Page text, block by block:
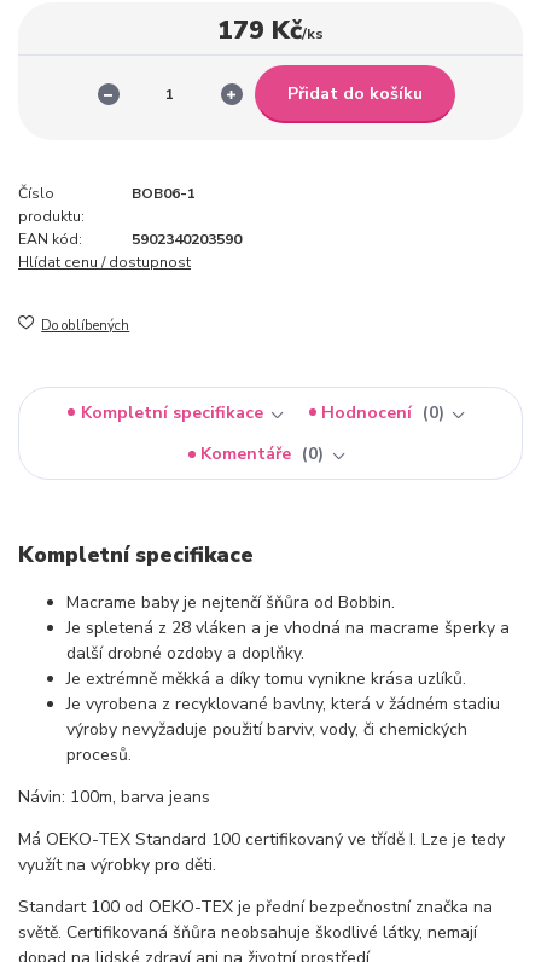
179 Kč/ks
Přidat do košíku
Číslo
produktu:
BOB06-1
EAN kód:
5902340203590
Hlídat cenu / dostupnost
Do oblíbených
Kompletní specifikace Hodnocení
0
Komentáře
0
Kompletní specifikace
Macrame baby je nejtenčí šňůra od Bobbin.
Je spletená z 28 vláken a je vhodná na macrame šperky a
další drobné ozdoby a doplňky.
Je extrémně měkká a díky tomu vynikne krása uzlíků.
Je vyrobena z recyklované bavlny, která v žádném stadiu
výroby nevyžaduje použití barviv, vody, či chemických
procesů.
Návin: 100m, barva jeans
Má OEKO-TEX Standard 100 certifikovaný ve třídě I. Lze je tedy
využít na výrobky pro děti.
Standart 100 od OEKO-TEX je přední bezpečnostní značka na
světě. Certifikovaná šňůra neobsahuje škodlivé látky, nemají
dopad na lidské zdraví ani na životní prostředí.